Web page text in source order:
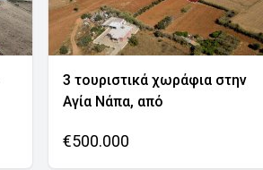
3 τουριστικά χωράφια στην
Αγία Νάπα, από
€500.000